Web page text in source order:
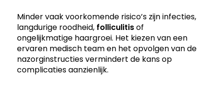
Minder vaak voorkomende risico’s zijn infecties,
langdurige roodheid, folliculitisof
ongelijkmatige haargroei. Het kiezen van een
ervaren medisch team en het opvolgen van de
nazorginstructies vermindert de kans op
complicaties aanzienlijk.